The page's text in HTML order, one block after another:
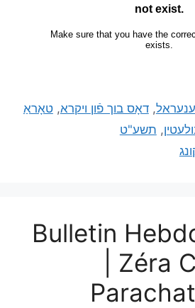
,דאָס בוך פֿון ויקרא,טאָראַ
, תשע"ט
Bulletin
| Zéra